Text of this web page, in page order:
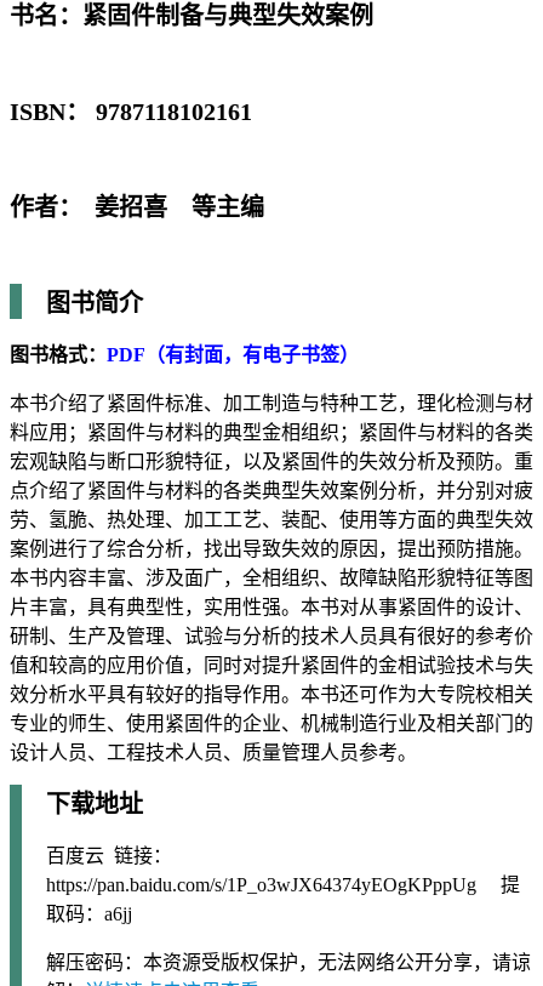
书名：紧固件制备与典型失效案例
ISBN： 9787118102161
作者： 姜招喜 等主编
图书简介
图书格式： PDF（有封面，有电子书签）
本书介绍了紧固件标准、加工制造与特种工艺，理化检测与材
料应用；紧固件与材料的典型金相组织；紧固件与材料的各类
宏观缺陷与断口形貌特征，以及紧固件的失效分析及预防。重
点介绍了紧固件与材料的各类典型失效案例分析，并分别对疲
劳、氢脆、热处理、加工工艺、装配、使用等方面的典型失效
案例进行了综合分析，找出导致失效的原因，提出预防措施。
本书内容丰富、涉及面广，全相组织、故障缺陷形貌特征等图
片丰富，具有典型性，实用性强。本书对从事紧固件的设计、
研制、生产及管理、试验与分析的技术人员具有很好的参考价
值和较高的应用价值，同时对提升紧固件的金相试验技术与失
效分析水平具有较好的指导作用。本书还可作为大专院校相关
专业的师生、使用紧固件的企业、机械制造行业及相关部门的
设计人员、工程技术人员、质量管理人员参考。
下载地址
百度云 链接：
https://pan.baidu.com/s/1P_o3wJX64374yEOgKPppUg 提
取码：a6jj
解压密码：本资源受版权保护，无法网络公开分享，请谅